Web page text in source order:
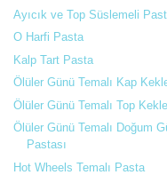
Ayıcık ve Top Süslemeli
O Harfi Pasta
Kalp Tart Pasta
Ölüler Günü Temalı Kap
Ölüler Günü Temalı Top
Ölüler Günü Temalı Doğum
Pastası
Hot Wheels Temalı Pasta